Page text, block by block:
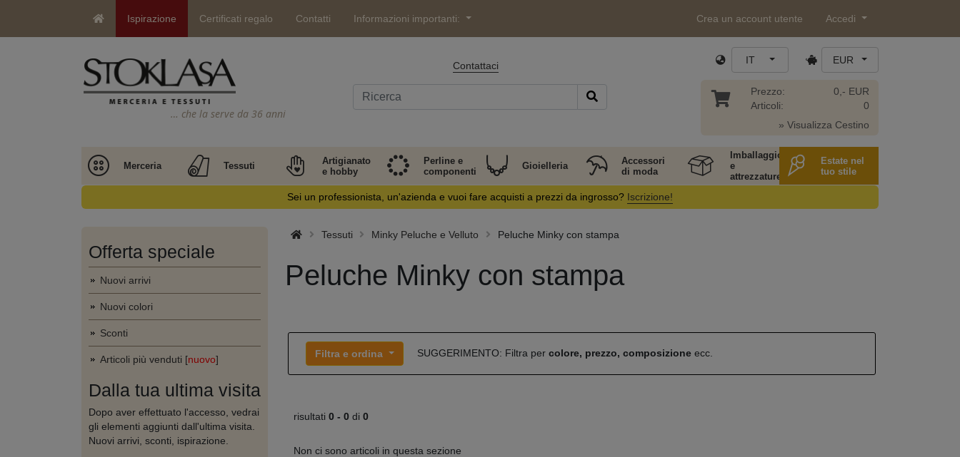
Ispirazione Certificati regalo Contatti Informazioni importanti: Crea un account utente Accedi
… che la serve da 36 anni
Contattaci IT EUR
Prezzo:
Articoli:
0,- EUR
0
» Visualizza Cestino
Merceria Tessuti
Artigianato
e hobby
Perline e
componenti
Gioielleria
Accessori
di moda
Imballaggio
e
attrezzature
Estate nel
tuo stile
Sei un professionista, un'azienda e vuoi fare acquisti a prezzi da ingrosso? Iscrizione!
Offerta speciale
Nuovi arrivi
Nuovi colori
Sconti
Articoli più venduti [nuovo]
Dalla tua ultima visita
Dopo aver effettuato l'accesso, vedrai
gli elementi aggiunti dall'ultima visita.
Nuovi arrivi, sconti, ispirazione.
Tessuti Minky Peluche e Velluto Peluche Minky con stampa
Peluche Minky con stampa
Filtra e ordina SUGGERIMENTO: Filtra per colore, prezzo, composizioneecc.
risultati 0 - 0 di 0
Non ci sono articoli in questa sezione